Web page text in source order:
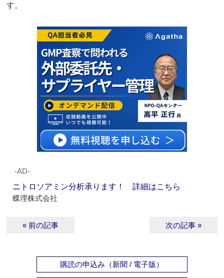
す。
‐AD‐
ニトロソアミン分析承ります！ 詳細はこちら
蝶理株式会社
« 前の記事 次の記事 »
購読の申込み（新聞 / 電子版）